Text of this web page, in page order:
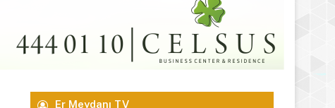
Er Meydanı TV